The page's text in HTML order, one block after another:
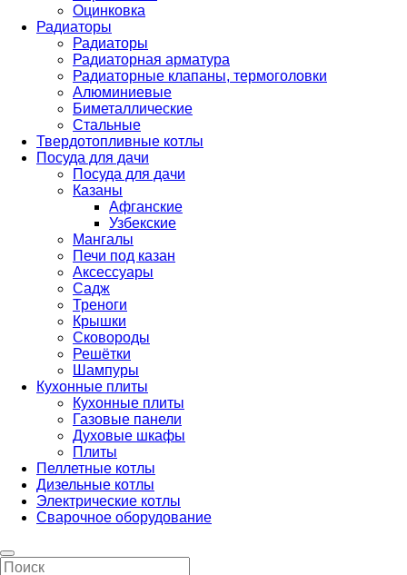
Оцинковка
Радиаторы
Радиаторы
Радиаторная арматура
Радиаторные клапаны, термоголовки
Алюминиевые
Биметаллические
Стальные
Твердотопливные котлы
Посуда для дачи
Посуда для дачи
Казаны
Афганские
Узбекские
Мангалы
Печи под казан
Аксессуары
Садж
Треноги
Крышки
Сковороды
Решётки
Шампуры
Кухонные плиты
Кухонные плиты
Газовые панели
Духовые шкафы
Плиты
Пеллетные котлы
Дизельные котлы
Электрические котлы
Сварочное оборудование